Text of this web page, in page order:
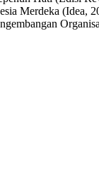
Merdeka